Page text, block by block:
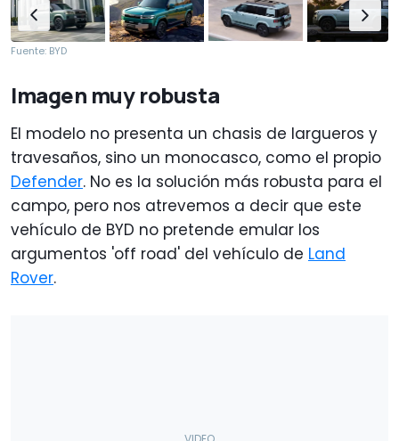
Fuente: BYD
Imagen muy robusta
El modelo no presenta un chasis de largueros y
travesaños, sino un monocasco, como el propio
Defender. No es la solución más robusta para el
campo, pero nos atrevemos a decir que este
vehículo de BYD no pretende emular los
argumentos 'off road' del vehículo de Land
Rover.